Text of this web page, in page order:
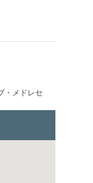
・メドレセ